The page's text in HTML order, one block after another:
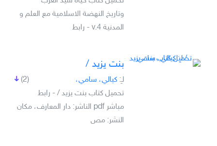
وتاريخ النهضة الاسلامية مع العلم و
المدنية v.4 - رابط
‏بنت يزيد /‏
(2) لـِ: ‏كيالي، سامي،
تحميل كتاب ‏بنت يزيد /‏ - رابط
مباشر pdf الناشر: ‏دار المعارف، مكان
النشر: ‏مص